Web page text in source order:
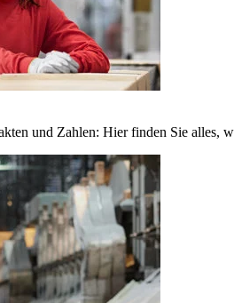
und Zahlen: Hier finden Sie alles,